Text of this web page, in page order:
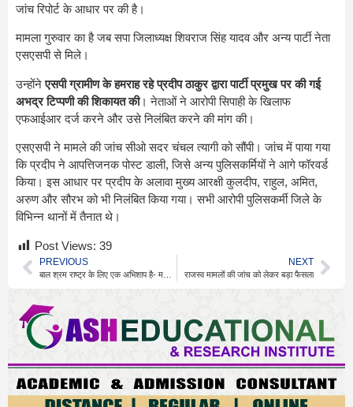
जांच रिपोर्ट के आधार पर की है।
मामला गुरुवार का है जब सपा जिलाध्यक्ष शिवराज सिंह यादव और अन्य पार्टी नेता
एसएसपी से मिले।
उन्होंनेएसपी ग्रामीण के हमराह रहे प्रदीप ठाकुर द्वारा पार्टी प्रमुख पर की गई
अभद्र टिप्पणी की शिकायत की। नेताओं ने आरोपी सिपाही के खिलाफ
एफआईआर दर्ज करने और उसे निलंबित करने की मांग की।
एसएसपी ने मामले की जांच सीओ सदर चंचल त्यागी को सौंपी। जांच में पाया गया
कि प्रदीप ने आपत्तिजनक पोस्ट डाली, जिसे अन्य पुलिसकर्मियों ने आगे फॉरवर्ड
किया। इस आधार पर प्रदीप के अलावा मुख्य आरक्षी कुलदीप, राहुल, अमित,
अरुण और सौरभ को भी निलंबित किया गया। सभी आरोपी पुलिसकर्मी जिले के
विभिन्न थानों में तैनात थे।
Post Views: 39
PREVIOUS NEXT
राजस्व मामलों की जांच को लेकर बड़ा फैसला